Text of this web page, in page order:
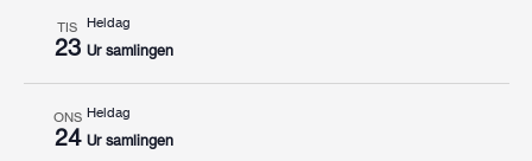
TIS
23
Heldag
Ur samlingen
ONS
24
Heldag
Ur samlingen